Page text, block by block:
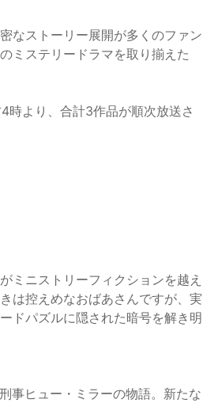
なストーリー展開が多くのファン
ミステリードラマを取り揃えた
時より、合計3作品が順次放送さ
ミニストリーフィクションを越え
は控えめなおばあさんですが、実
ドパズルに隠された暗号を解き明
事ヒュー・ミラーの物語。新たな